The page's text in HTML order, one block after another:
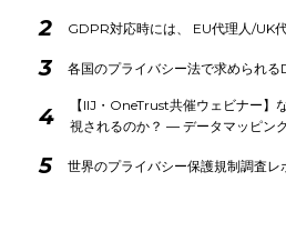
2 GDPR対応時には、 EU代理人/UK
3 各国のプライバシー法で求められる
4
【IIJ・OneTrust共催ウェビナー】
視されるのか？ ― データマッピン
5 世界のプライバシー保護規制調査レ